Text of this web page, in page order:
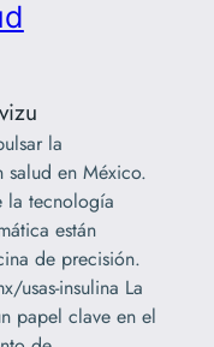
la
salud en México.
la tecnología
están
de precisión.
usas-insulina La
papel clave en el